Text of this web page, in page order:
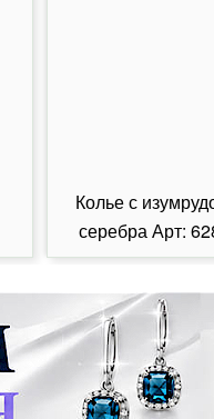
Колье с
серебра Арт: